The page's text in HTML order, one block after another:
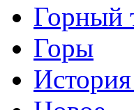
Горный
Горы